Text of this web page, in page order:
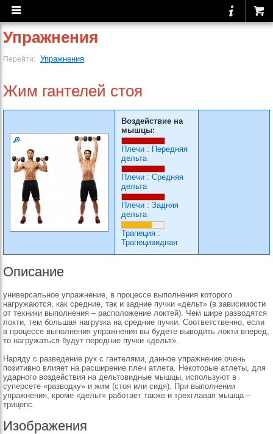
Упражнения
Перейти: Упражнения
Жим гантелей стоя
Воздействие на
мышцы:
Плечи : Передняя
дельта
Плечи : Средняя
дельта
Плечи : Задняя
дельта
Трапеция :
Трапецивидная
Описание
универсальное упражнение, в процессе выполнения которого
нагружаются, как средние, так и задние пучки «дельт» (в зависимости
от техники выполнения – расположение локтей). Чем шире разводятся
локти, тем большая нагрузка на средние пучки. Соответственно, если
в процессе выполнения упражнения вы будете выводить локти вперед,
то нагружаться будут передние пучки «дельт».
Наряду с разведение рук с гантелями, данное упражнение очень
позитивно влияет на расширение плеч атлета. Некоторые атлеты, для
ударного воздействия на дельтовидные мышцы, используют в
суперсете «разводку» и жим (стоя или сидя). При выполнении
упражнения, кроме «дельт» работает также и трехглавая мышца –
трицепс.
Изображения